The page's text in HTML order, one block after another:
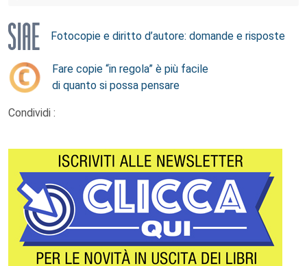
Fotocopie e diritto d’autore: domande e risposte
Fare copie “in regola” è più facile
di quanto si possa pensare
Condividi :